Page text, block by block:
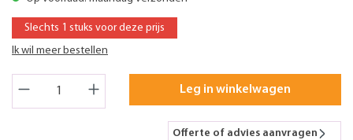
Slechts 1 stuks voor deze prijs
Ik wil meer bestellen
Leg in winkelwagen
Offerte of advies aanvragen